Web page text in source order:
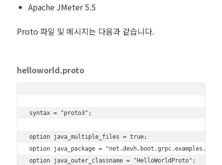
Apache JMeter 5.5
Proto 파일 및 메시지는 다음과 같습니다.
helloworld.proto
syntax = "proto3";
option java_multiple_files = true;
option java_package =
option java_outer_classname = "HelloWorldProto";